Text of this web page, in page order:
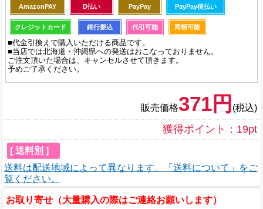
AmazonPAY D払い PayPay PayPay後払い
クレジットカード 銀行振込 代引可能 同梱可能
■代金引換えで購入いただける商品です。
■当店では北海道・沖縄県への発送はおこなっておりません。
ご注文頂いた場合は、キャンセルさせて頂きます。
予めご了承ください。
販売価格371円 (税込)
獲得ポイント：19pt
[ 送料別 ]
送料は配送地域によって異なります。「送料について」をご
覧ください。
お取り寄せ（大量購入の際はご連絡お願いします）